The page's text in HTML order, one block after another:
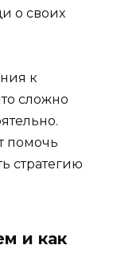
о своих
к
сложно
помочь
стратегию
и как